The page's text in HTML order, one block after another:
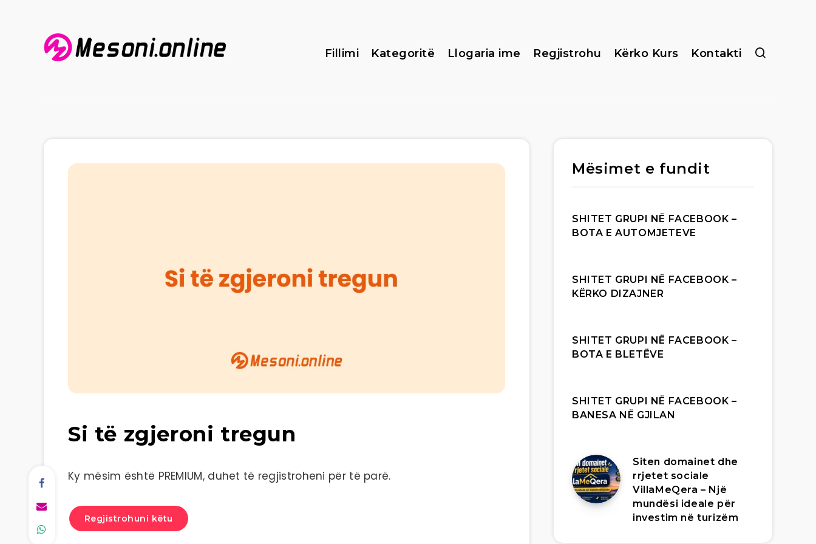
Fillimi Kategoritë Llogaria ime Regjistrohu Kërko Kurs Kontakti
Si të zgjeroni tregun
Ky mësim është PREMIUM, duhet të regjistroheni për të parë.
Regjistrohuni këtu
Mësimet e fundit
SHITET GRUPI NË FACEBOOK –
BOTA E AUTOMJETEVE
SHITET GRUPI NË FACEBOOK –
KËRKO DIZAJNER
SHITET GRUPI NË FACEBOOK –
BOTA E BLETËVE
SHITET GRUPI NË FACEBOOK –
BANESA NË GJILAN
Siten domainet dhe
rrjetet sociale
VillaMeQera – Një
mundësi ideale për
investim në turizëm